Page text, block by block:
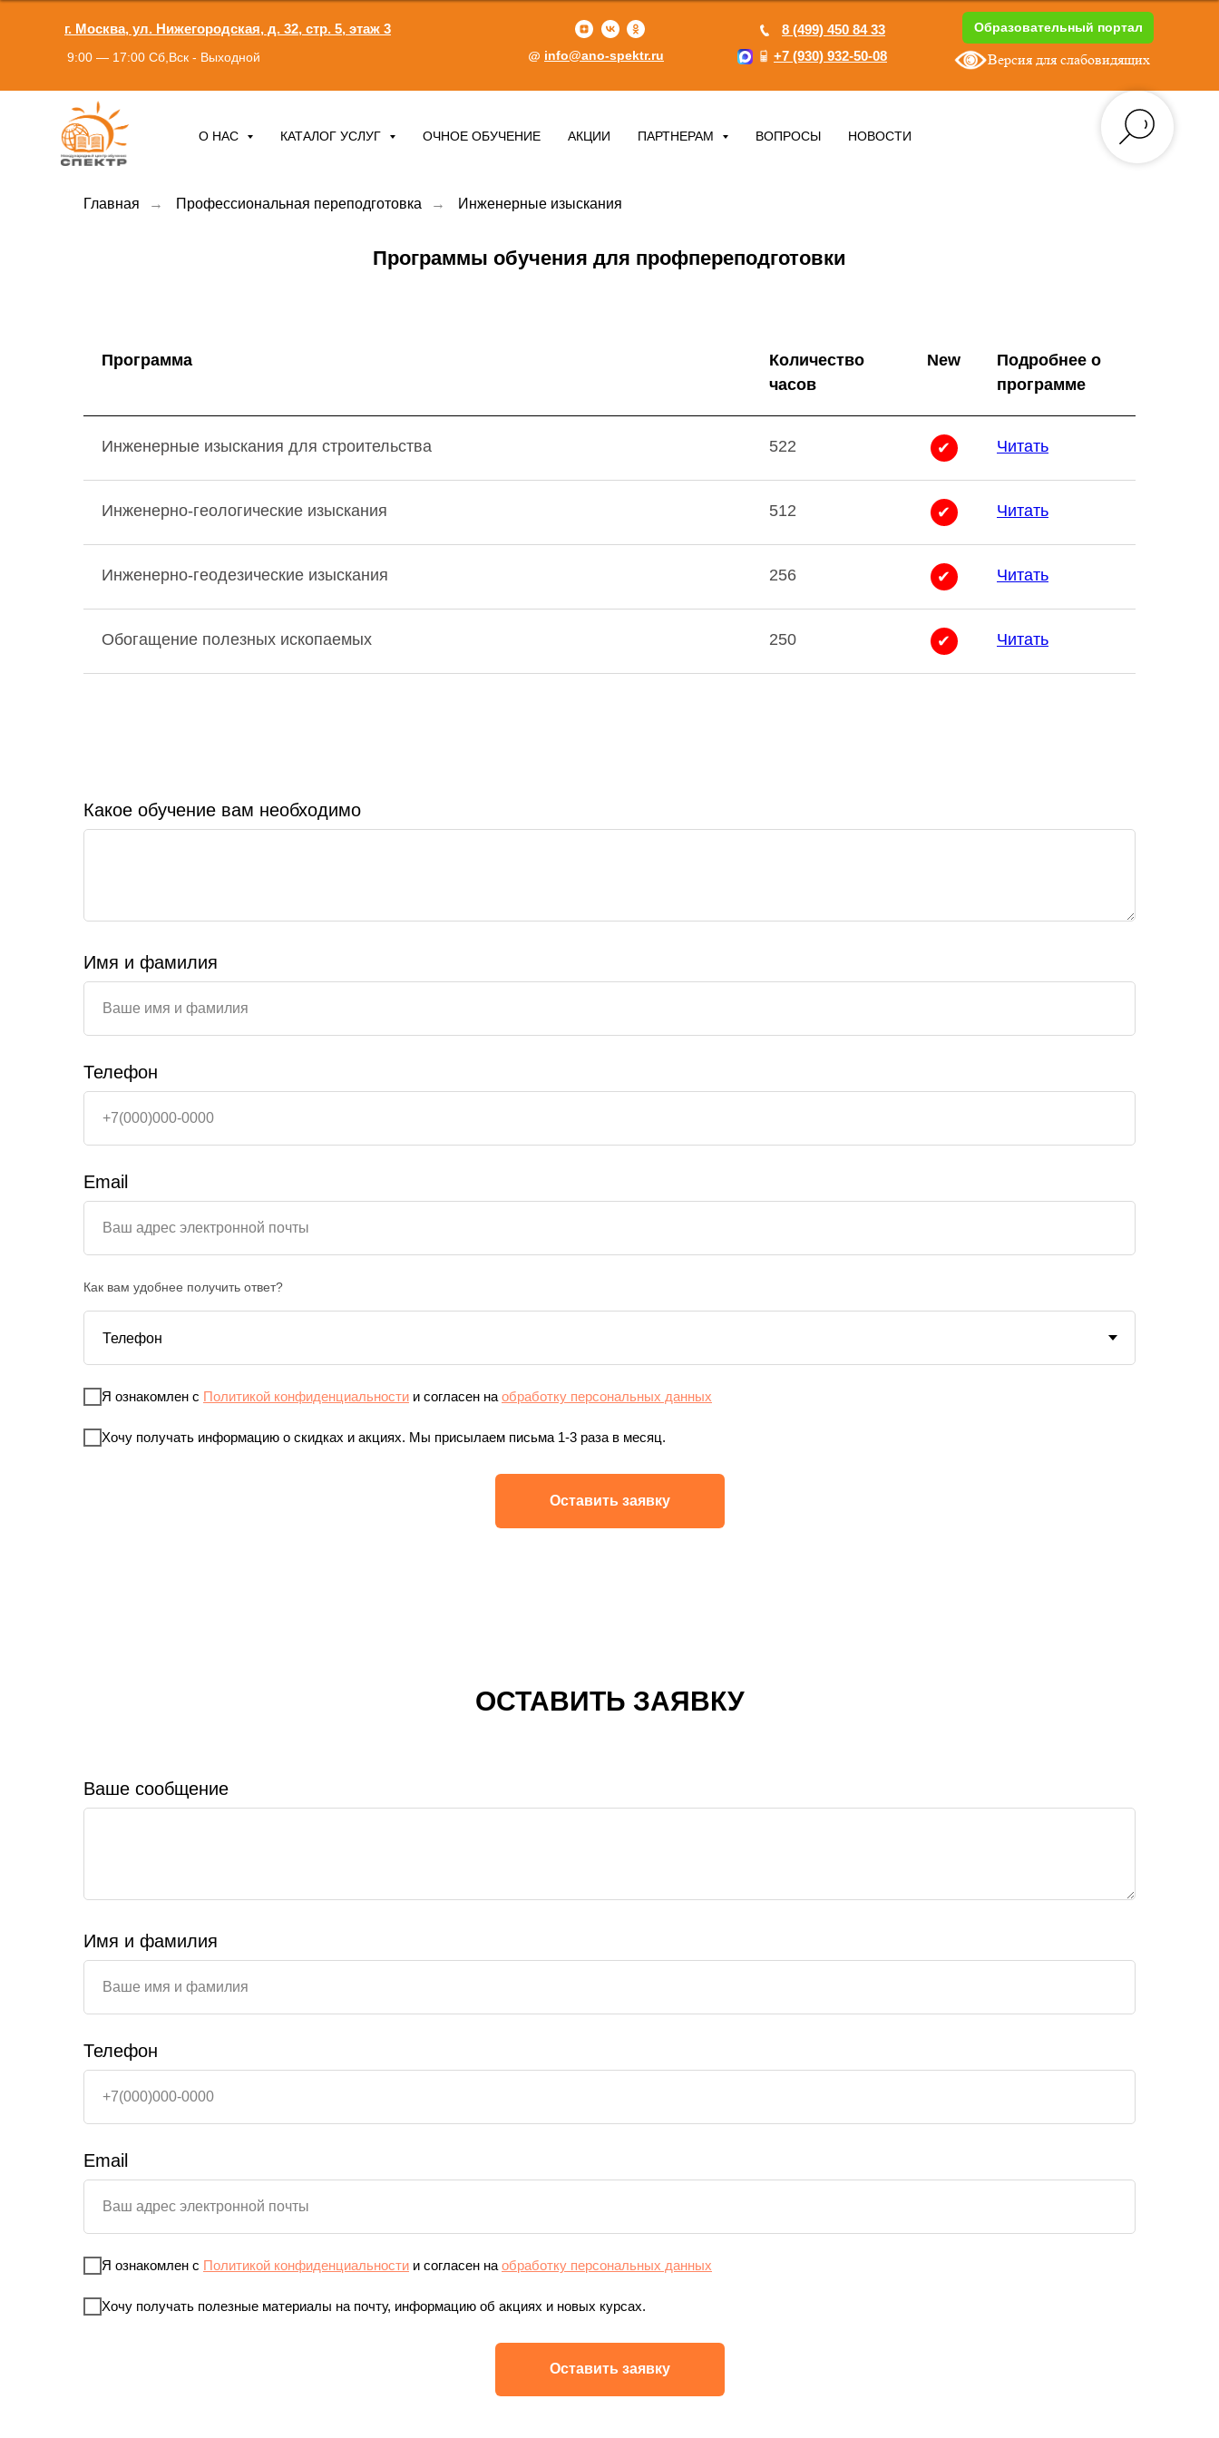
Образовательный портал
г. Москва, ул. Нижегородская, д. 32, стр. 5, этаж 3
+7 (930) 932-50-08
8 (499) 450 84 33
info@ano-spektr.ru
9:00 — 17:00 Сб,Вск - Выходной Версия для слабовидящих
О НАС КАТАЛОГ УСЛУГ ОЧНОЕ ОБУЧЕНИЕ АКЦИИ ПАРТНЕРАМ ВОПРОСЫ НОВОСТИ
Главная → Профессиональная переподготовка → Инженерные изыскания
Программы обучения для профпереподготовки
Программа
Количество
часов
New
Подробнее о
программе
Инженерные изыскания для строительства 522 ✔ Читать
Инженерно-геологические изыскания 512 ✔ Читать
Инженерно-геодезические изыскания 256 ✔ Читать
Обогащение полезных ископаемых 250 ✔ Читать
Какое обучение вам необходимо
Имя и фамилия
Телефон
Email
Как вам удобнее получить ответ?
Я ознакомлен с Политикой конфиденциальности и согласен на обработку персональных данных
Хочу получать информацию о скидках и акциях. Мы присылаем письма 1-3 раза в месяц.
Оставить заявку
ОСТАВИТЬ ЗАЯВКУ
Ваше сообщение
Имя и фамилия
Телефон
Email
Я ознакомлен с Политикой конфиденциальности и согласен на обработку персональных данных
Хочу получать полезные материалы на почту, информацию об акциях и новых курсах.
Оставить заявку